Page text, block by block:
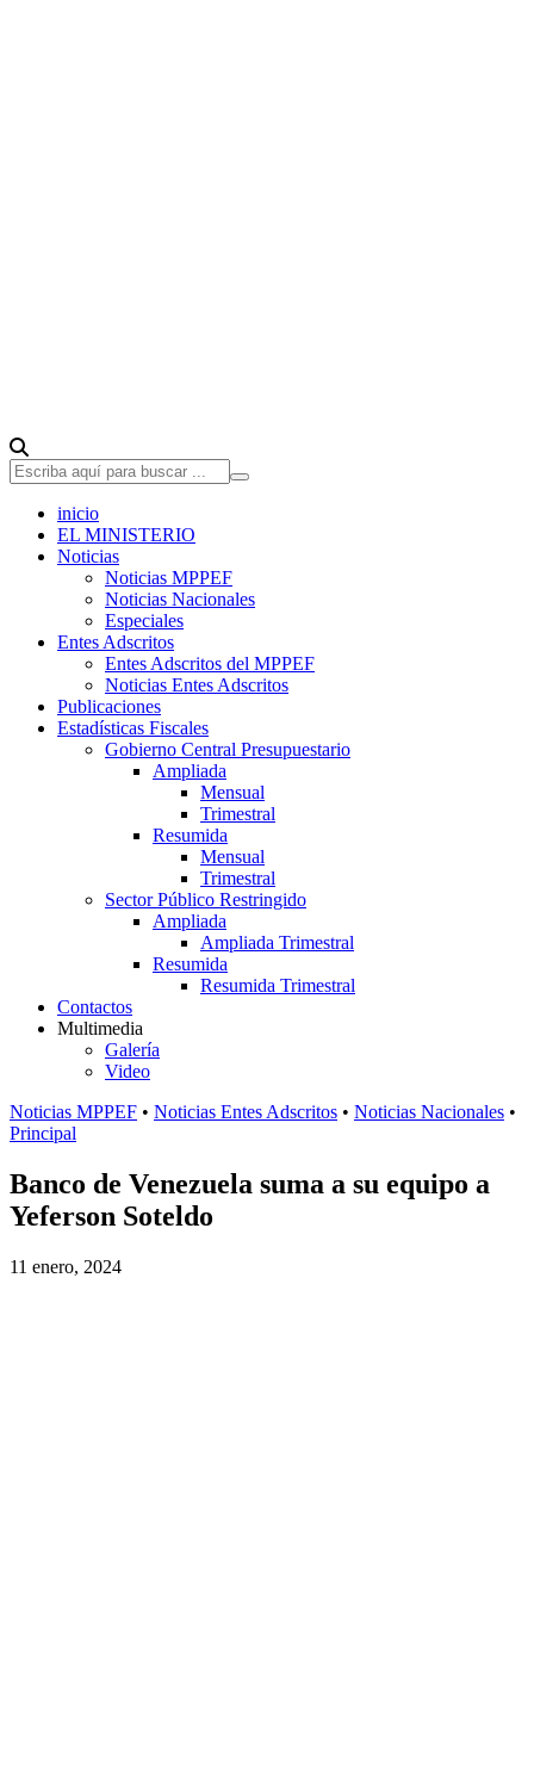
inicio
EL MINISTERIO
Noticias
Noticias MPPEF
Noticias Nacionales
Especiales
Entes Adscritos
Entes Adscritos del MPPEF
Noticias Entes Adscritos
Publicaciones
Estadísticas Fiscales
Gobierno Central Presupuestario
Ampliada
Mensual
Trimestral
Resumida
Mensual
Trimestral
Sector Público Restringido
Ampliada
Ampliada Trimestral
Resumida
Resumida Trimestral
Contactos
Multimedia
Galería
Video
Noticias MPPEF • Noticias Entes Adscritos • Noticias Nacionales •
Principal
Banco de Venezuela suma a su equipo a
Yeferson Soteldo
11 enero, 2024